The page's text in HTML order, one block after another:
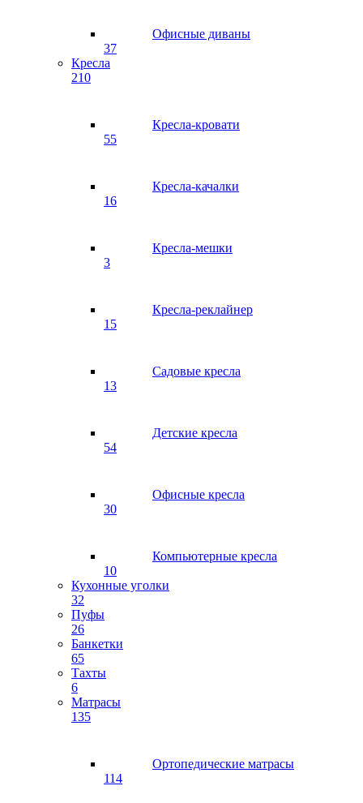
Офисные диваны
37
Кресла
210
Кресла-кровати
55
Кресла-качалки
16
Кресла-мешки
3
Кресла-реклайнер
15
Садовые кресла
13
Детские кресла
54
Офисные кресла
30
Компьютерные кресла
10
Кухонные уголки
32
Пуфы
26
Банкетки
65
Тахты
6
Матрасы
135
Ортопедические матрасы
114